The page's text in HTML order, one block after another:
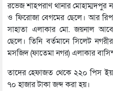
রভেজ শাহপরাণ থানার
ও ফিরোজা বেগমের ছেলে। আর রিপন
সাহাতা এলাকার মো. জয়নাল
ছেলে। তিনি বর্তমানে সিলেট
মসজিদ (ফাতেমা নগর) এলাকার
তাদের হেফাজত থেকে ২২০ পিস
৭০ হাজার টাকা জব্দ করা হয়।